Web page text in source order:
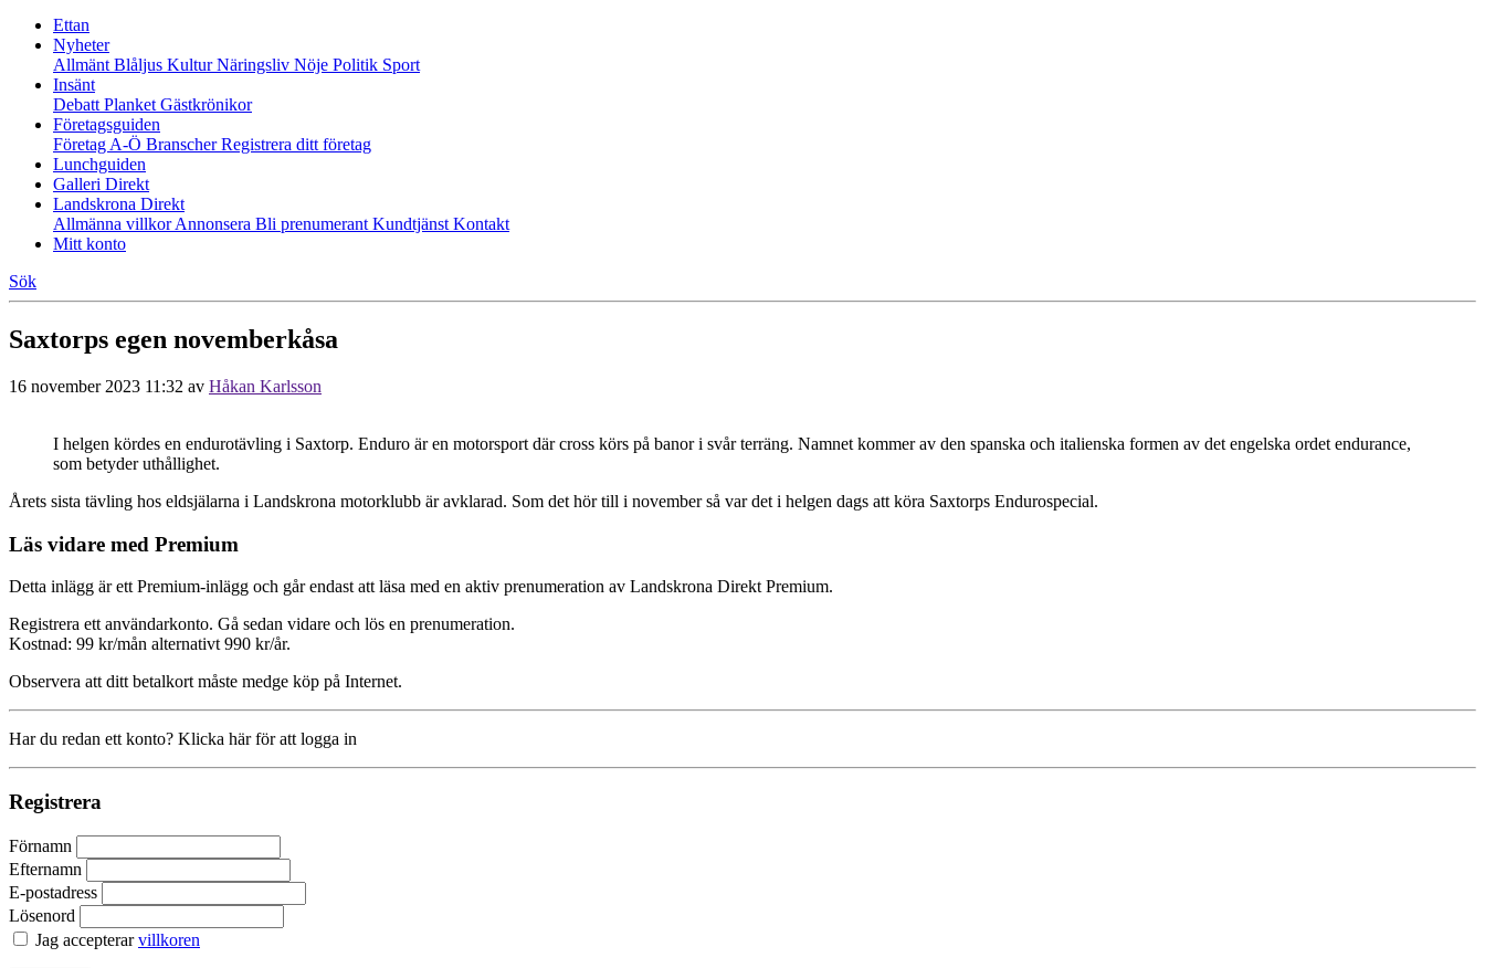
Ettan
Nyheter
Allmänt Blåljus KulturNäringsliv Nöje Politik Sport
Insänt
Debatt Planket Gästkrönikor
Företagsguiden
Företag A-Ö BranscherRegistrera ditt företag
Lunchguiden
Galleri Direkt
Landskrona Direkt
Allmänna villkorAnnonsera Bli prenumerant Kundtjänst Kontakt
Mitt konto
Sök
Saxtorps egen novemberkåsa
16 november 2023 11:32 av Håkan Karlsson
I helgen kördes en endurotävling i Saxtorp. Enduro är en motorsport där cross körs på banor i svår terräng. Namnet kommer av den spanska och italienska formen av det engelska ordet endurance,
som betyder uthållighet.
Årets sista tävling hos eldsjälarna i Landskrona motorklubb är avklarad. Som det hör till i november så var det i helgen dags att köra Saxtorps Endurospecial.
Läs vidare med Premium
Detta inlägg är ett Premium-inlägg och går endast att läsa med en aktiv prenumeration av Landskrona Direkt Premium.
Registrera ett användarkonto. Gå sedan vidare och lös en prenumeration.
Kostnad: 99 kr/mån alternativt 990 kr/år.
Observera att ditt betalkort måste medge köp på Internet.
Har du redan ett konto? Klicka här för att logga in
Registrera
Förnamn
Efternamn
E-postadress
Lösenord
Jag accepterarvillkoren